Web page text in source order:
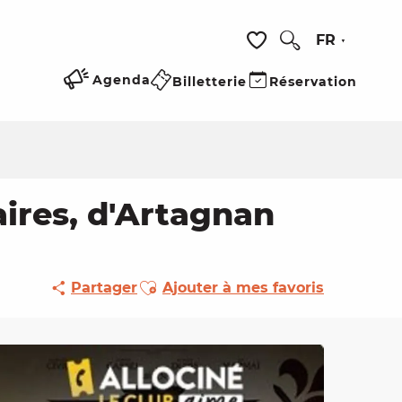
Voir les favoris
FR
Agenda Billetterie Réservation
d'Artagnan
PartagerAjouter aux favoris
Ajouter à mes favoris